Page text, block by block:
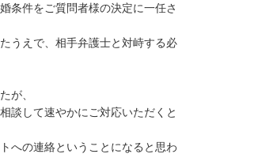
条件をご質問者様の決定に一任さ
うえで、相手弁護士と対峙する必
が、
談して速やかにご対応いただくと
への連絡ということになると思わ